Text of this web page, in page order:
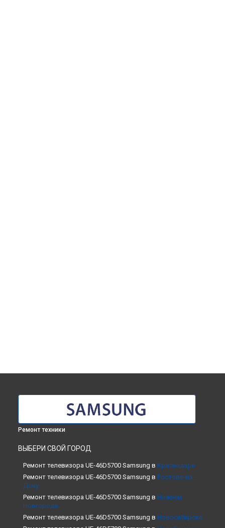
Ремонт техники
ВЫБЕРИ СВОЙ ГОРОД
Ремонт телевизора UE-46D5700 Samsung в Краснодаре
Ремонт телевизора UE-46D5700 Samsung в Ростове-на-
Дону
Ремонт телевизора UE-46D5700 Samsung в Нижнем
Новгороде
Ремонт телевизора UE-46D5700 Samsung в Новосибирске